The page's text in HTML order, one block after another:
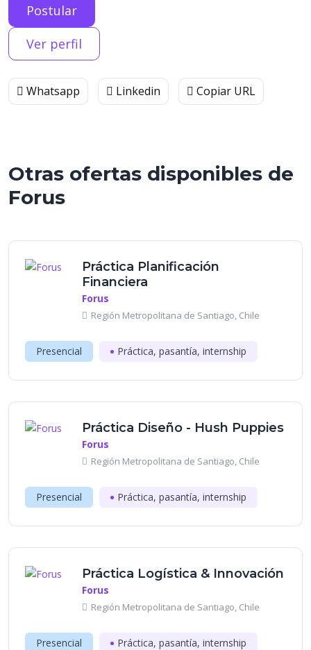
Postular
Ver perfil
Whatsapp Linkedin Copiar URL
Otras ofertas disponibles de
Forus
Práctica Planificación
Financiera
Forus
Región Metropolitana de Santiago, Chile
Presencial Práctica, pasantía, internship
Práctica Diseño - Hush Puppies
Forus
Región Metropolitana de Santiago, Chile
Presencial Práctica, pasantía, internship
Práctica Logística & Innovación
Forus
Región Metropolitana de Santiago, Chile
Presencial Práctica, pasantía, internship